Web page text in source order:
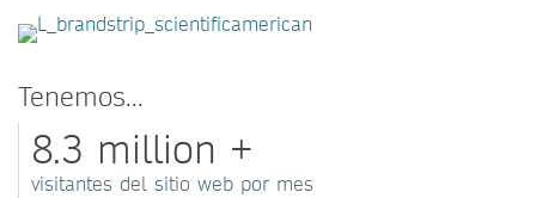
Tenemos...
8.3 million +
visitantes del sitio web por mes